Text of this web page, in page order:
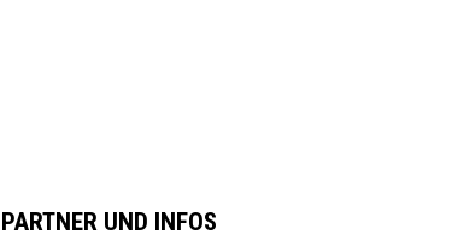
PARTNER UND INFOS